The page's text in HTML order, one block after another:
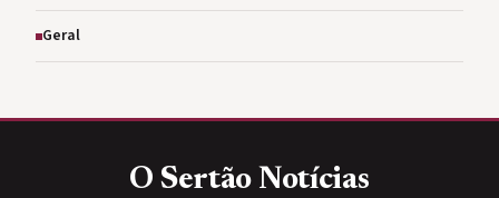
Geral
O Sertão Notícias